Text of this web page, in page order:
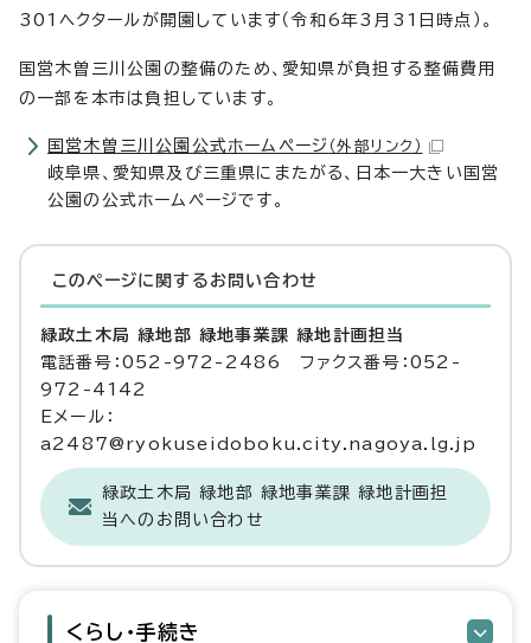
301ヘクタールが開園しています（令和6年3月31日時点）。
国営木曽三川公園の整備のため、愛知県が負担する整備費用
の一部を本市は負担しています。
国営木曽三川公園公式ホームページ （外部リンク）
岐阜県、愛知県及び三重県にまたがる、日本一大きい国営
公園の公式ホームページです。
このページに関する お問い合わせ
緑政土木局 緑地部 緑地事業課 緑地計画担当
電話番号：052-972-2486 ファクス番号：052-
972-4142
Eメール：
a2487@ryokuseidoboku.city.nagoya.lg.jp
緑政土木局 緑地部 緑地事業課 緑地計画担
当へのお問い合わせ
くらし・手続き